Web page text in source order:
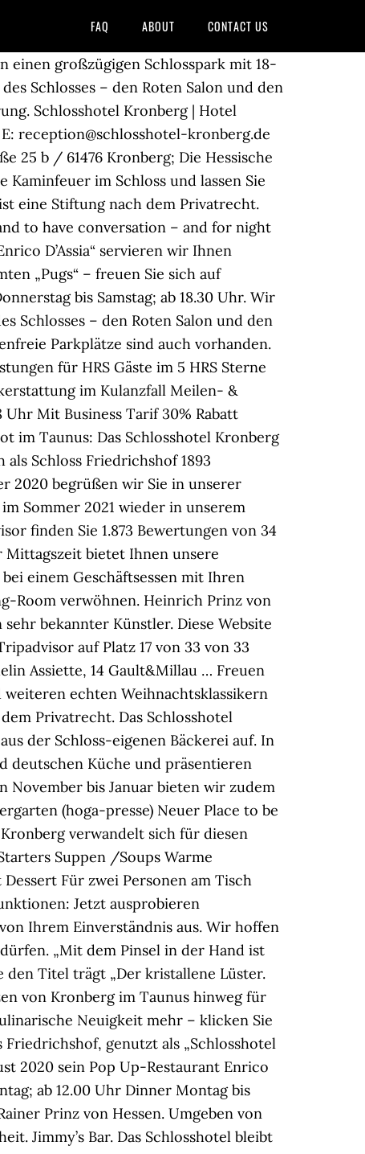
FAQ ABOUT CONTACT US
im Taunus; T: +49 6173 701 - 01 F: +49 6173 701 - 267 E: reception@schlosshotel-kronberg.de Unsere Partner: Mercedes Niederlassung Frankfurt Inhaber: Hessische Hausstiftung Hainstraße 25 b / 61476 Kronberg; Die Hessische Hausstiftung ist eine Stiftung nach dem Privatrecht. Seit 1954 empfängt das Hotel Gäste aus aller Welt. In der warmen Jahreszeit servieren wir in herrlicher Lage auf der Schlossterrasse sommerliche Drinks und ausgesuchte Speisen in der Victoria Lounge. Den Frankfurter Hauptbahnhof erreichen Sie mit der S-Bahn in 23 Minuten. Unser Gourmet-Restaurant gehört zur Top-Gastronomie im Taunus und findet sich in jedem Restaurantführer für die Region unter den Restaurant Tips für Feinschmecker. Mit einer deutsch-italienischen Speisekarte will das neue Pop-Up-Restaurant “Enrico d’Assia” des Schlosshotel Kronberg punkten, das Anfang August an den Start gegangen ist. Weine, ausgesucht und von exzellenter Qualität, ergänzen die Kreationen des Chefs, dessen Küche mit hochwertigen regionalen Zutaten besticht. Speisekarte von Schlosshotel Kronberg. Best Dining in Kronberg im Taunus, Hesse: See 1,871 Tripadvisor traveler reviews of 34 Kronberg im Taunus restaurants and search by cuisine, price, location, and more. Neuer kulinarischer Hotspot im Taunus: Das Schlosshotel Kronberg hat sein Pop Up-Restaurant Enrico d’Assia eröffnet. Schlossrestaurant im Schlosshotel Kronberg, Kronberg im Taunus: 142 Bewertungen - bei Tripadvisor auf Platz 2 von 33 von 33 Kronberg im Taunus Restaurants… Die einmalige Antiquitätensammlung aus dem Privatbesitz der Kaiserin verleiht dem Fünf-Sterne-Superior-Haus das besondere Ambiente. Today, guests stay here surrounded by many of the empress’ original antiques and paintings while enjoying an 18-hole golf course, a fine dining restaurant, beauty salon and enchanting grounds. Alle 61 Zimmer und Suiten sind individuell eingerichtet. DETAILS . Restaurant im Schlosshotel Kronberg. The restaurant is also very comfortable and cosy in winter and guests enjoy the unique atmosphere with open fireplaces in the lobby and the restaurant partly as well. In wunderschöner Lage findet man ein historisches Gebäude, das seinesgleichen sucht. Schlosshotel Highlights ALS GOLFHOTEL SOWIE ALS LUXURIÖSES BUSINESSHOTEL NUR 15 MINUTEN VON FRANKFURT ENTFERNT, IST DAS SCHLOSSHOTEL KRONBERG IM TAUNUS BEI GESCHÄFTSREISENDEN, KUNST- UND KULTURLIEBHABERN, ERHOLUNGSSUCHENDEN, GOLFERN, GOURMETS, FESTLICHEN GESELLSCHAFTEN SOWIE HOCHZEITSPAAREN … „Jimmy’s Bar“, die American Bar im Schlosshotel Kronberg, ist der Treffpunkt für Nachtschwärmer. Wenn Sie die Website weiterverwenden, gehen wir von Ihrem Einverständnis aus. Das traditionsreiche Luxushotel liegt oberhalb des Taunusstädtchens Kronberg, eingebettet in einen großzügigen Schlosspark mit 18-Loch-Golfplatz. Restaurants in der Nähe von Schlossrestaurant im Schlosshotel Kronberg auf Tripadvis